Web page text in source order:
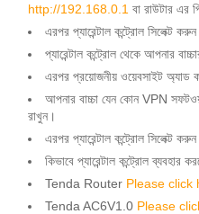
http://192.168.0.1 বা রাউটার এর
এরপর প্যারেন্টাল কন্ট্রোল সিলেক্ট
প্যারেন্টাল কন্ট্রোল থেকে আপনার
এরপর প্রয়োজনীয় ওয়েবসাইট অ্যাড
আপনার বাচ্চা যেন কোন VPN
রাখুন।
এরপর প্যারেন্টাল কন্ট্রোল সিলেক্ট
কিভাবে প্যারেন্টাল কন্ট্রোল ব্যবহার
Tenda Router Please click
Tenda AC6V1.0 Please